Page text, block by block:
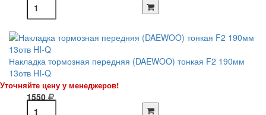
Накладка тормозная передняя (DAEWOO) тонкая F2 190мм
13отв HI-Q
Уточняйте цену у менеджеров!
1550